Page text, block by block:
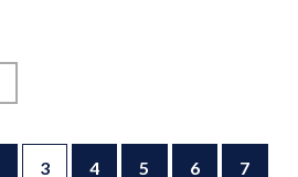
3 4 5 6 7